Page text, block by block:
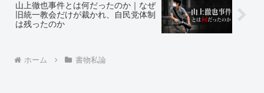
山上徹也事件とは何だったのか｜なぜ
旧統一教会だけが裁かれ、自民党体制
は残ったのか
ホーム 書物私論